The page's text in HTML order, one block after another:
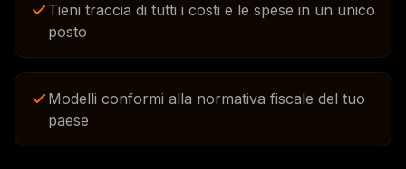
Tieni traccia di tutti i costi e le spese in un unico
posto
Modelli conformi alla normativa fiscale del tuo
paese